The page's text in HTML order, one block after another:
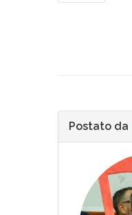
Postato da